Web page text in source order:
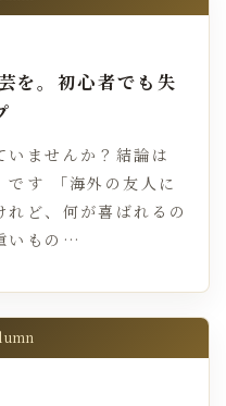
を。初心者でも失
ませんか？結論は
です 「海外の友人に
ど、何が喜ばれるの
いもの…